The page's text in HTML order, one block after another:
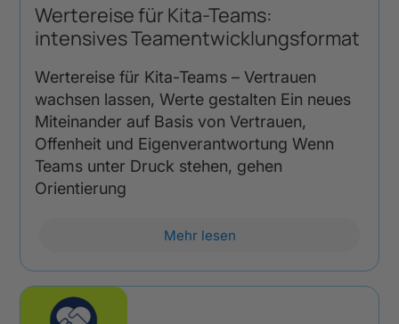
Wertereise für Kita-Teams:
intensives Teamentwicklungsformat
Wertereise für Kita-Teams – Vertrauen
wachsen lassen, Werte gestalten Ein neues
Miteinander auf Basis von Vertrauen,
Offenheit und Eigenverantwortung Wenn
Teams unter Druck stehen, gehen
Orientierung
Mehr lesen